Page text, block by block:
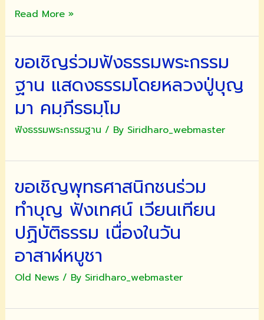
รายการ
ระบุ
ผู้
สร้าง
ตาม
ตำแหน่ง
ใน
ฌาปนกิจ
ทุก
ชนิด
Read More »
ขอเชิญร่วมฟังธรรมพระกรรม
ฐาน แสดงธรรมโดยหลวงปู่บุญ
มา คมฺภีรธมฺโม
ฟังธรรมพระกรรมฐาน / By Siridharo_webmaster
ขอเชิญพุทธศาสนิกชนร่วม
ทำบุญ ฟังเทศน์ เวียนเทียน
ปฏิบัติธรรม เนื่องในวัน
อาสาฬหบูชา
Old News/ By Siridharo_webmaster